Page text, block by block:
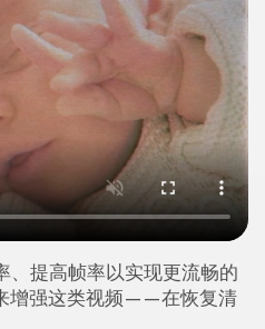
提高帧率以实现更流畅的
增强这类视频——在恢复清